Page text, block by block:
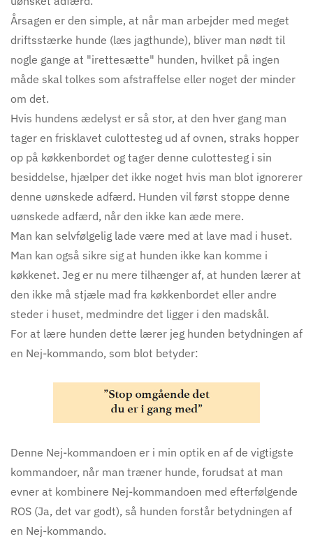
Årsagen er den simple, at når man arbejder med meget
driftsstærke hunde (læs jagthunde), bliver man nødt til
nogle gange at "irettesætte" hunden, hvilket på ingen
måde skal tolkes som afstraffelse eller noget der minder
om det.
Hvis hundens ædelyst er så stor, at den hver gang man
tager en frisklavet culottesteg ud af ovnen, straks hopper
op på køkkenbordet og tager denne culottesteg i sin
besiddelse, hjælper det ikke noget hvis man blot ignorerer
denne uønskede adfærd. Hunden vil først stoppe denne
uønskede adfærd, når den ikke kan æde mere.
Man kan selvfølgelig lade være med at lave mad i huset.
Man kan også sikre sig at hunden ikke kan komme i
køkkenet. Jeg er nu mere tilhænger af, at hunden lærer at
den ikke må stjæle mad fra køkkenbordet eller andre
steder i huset, medmindre det ligger i den madskål.
For at lære hunden dette lærer jeg hunden betydningen af
en Nej-kommando, som blot betyder:
Denne Nej-kommandoen er i min optik en af de vigtigste
kommandoer, når man træner hunde, forudsat at man
evner at kombinere Nej-kommandoen med efterfølgende
ROS (Ja, det var godt), så hunden forstår betydningen af
en Nej-kommando.